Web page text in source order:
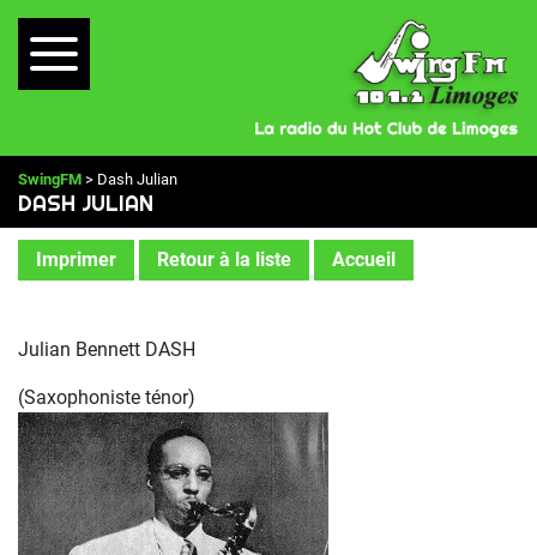
SwingFM > Dash Julian
DASH JULIAN
Imprimer Retour à la liste Accueil
Julian Bennett DASH
(Saxophoniste ténor)